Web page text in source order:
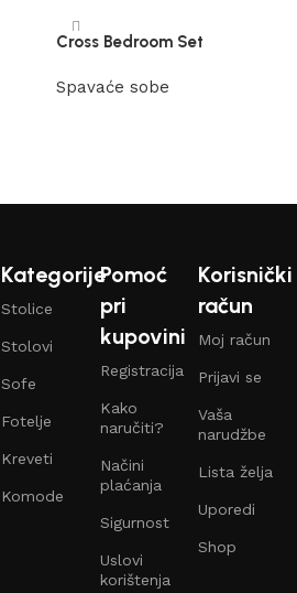
Cross Bedroom Set
Spavaće sobe
Kategorije
Stolice
Stolovi
Sofe
Fotelje
Kreveti
Komode
Pomoć
pri
kupovini
Registracija
Kako
naručiti?
Načini
plaćanja
Sigurnost
Uslovi
korištenja
Korisnički
račun
Moj račun
Prijavi se
Vaša
narudžbe
Lista želja
Uporedi
Shop